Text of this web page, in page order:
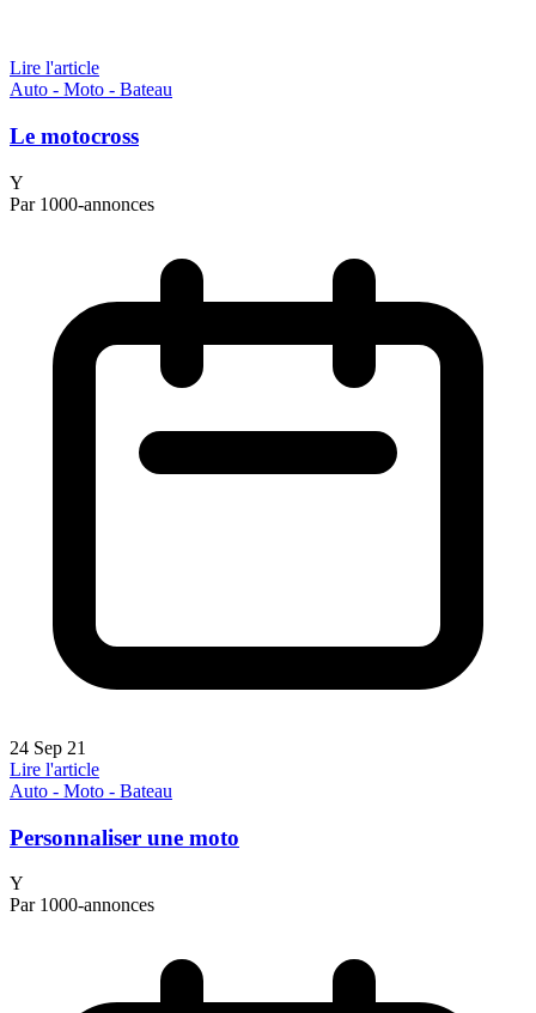
Lire l'article
Auto - Moto - Bateau
Le motocross
Y
Par 1000-annonces
24 Sep 21
Lire l'article
Auto - Moto - Bateau
Personnaliser une moto
Y
Par 1000-annonces